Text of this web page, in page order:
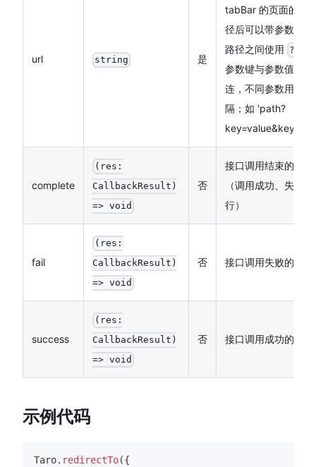
url string 是
tabBar 的页面的路
径后可以带参数。
路径之间使用 ?
参数键与参数值用
连，不同参数用
隔；如 'path?
complete
(res:
CallbackResult)
=> void
否
接口调用结束的回
（调用成功、失败
行）
fail
(res:
CallbackResult)
=> void
否 接口调用失败的回
success
(res:
CallbackResult)
=> void
否 接口调用成功的回
示例代码
Taro. redirectTo({